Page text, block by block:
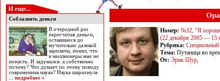
И еще...
Соблазнять деньги
В очередной раз
пересчитав деньги,
оставшиеся до
мучительно далекой
зарплаты, понял, что
в миллионеры мне не
попасть. И задумался: а собственно
почему? Что думает по этому поводу
современная наука? Наука шарахнула
подробнее »
Номер: №32, "Я
(22 декабря 2005 — 15
Рубрика:
Тема: Путаница во
От: Эрик Шур,